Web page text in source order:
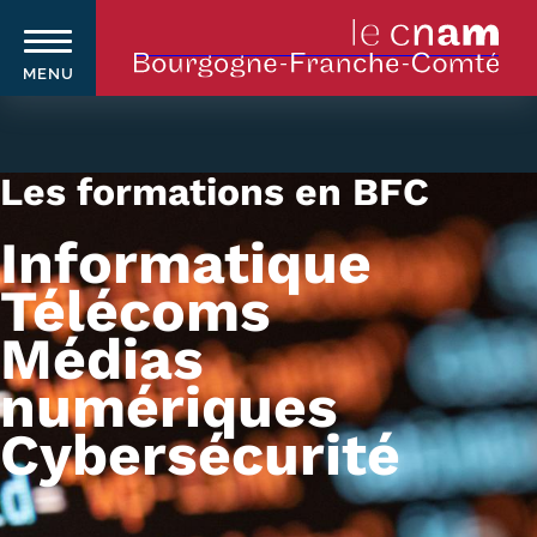
contenu
principal
MENU
Navigation
principale
Qui sommes-nous ?
Le Cnam
Le Cnam en Bourgogne Franche-
Comté
Nos équipes Cnam BFC
Où sommes-nous ?
Les formations en BFC
Informatique
Télécoms
Médias
numériques
Cybersécurité